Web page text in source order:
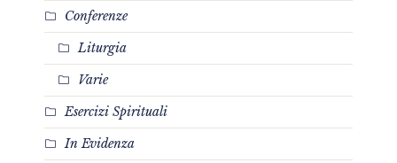
Conferenze
Liturgia
Varie
Esercizi Spirituali
In Evidenza